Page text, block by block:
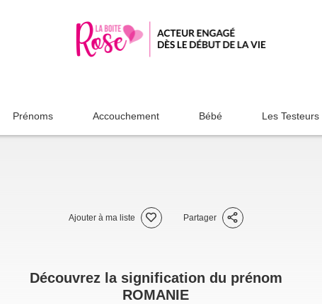
Prénoms Accouchement Bébé Les Testeurs
Ajouter à ma liste Partager
Découvrez la signification du prénom
ROMANIE